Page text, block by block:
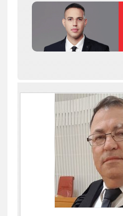
– משרד עורכי דין
וחקירות
לביא
קניג